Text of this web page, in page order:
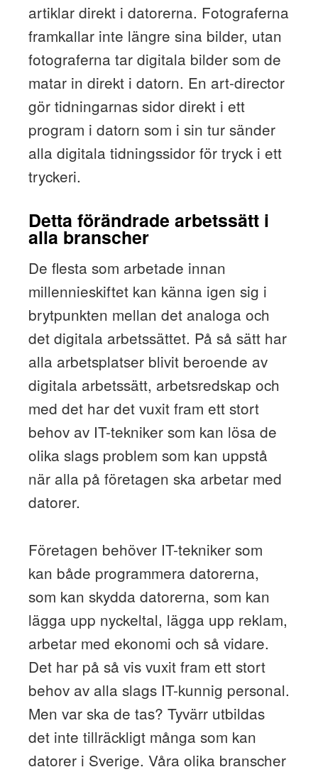
artiklar direkt i datorerna. Fotograferna
framkallar inte längre sina bilder, utan
fotograferna tar digitala bilder som de
matar in direkt i datorn. En art-director
gör tidningarnas sidor direkt i ett
program i datorn som i sin tur sänder
alla digitala tidningssidor för tryck i ett
tryckeri.
Detta förändrade arbetssätt i
alla branscher
De flesta som arbetade innan
millennieskiftet kan känna igen sig i
brytpunkten mellan det analoga och
det digitala arbetssättet. På så sätt har
alla arbetsplatser blivit beroende av
digitala arbetssätt, arbetsredskap och
med det har det vuxit fram ett stort
behov av IT-tekniker som kan lösa de
olika slags problem som kan uppstå
när alla på företagen ska arbetar med
datorer.
Företagen behöver IT-tekniker som
kan både programmera datorerna,
som kan skydda datorerna, som kan
lägga upp nyckeltal, lägga upp reklam,
arbetar med ekonomi och så vidare.
Det har på så vis vuxit fram ett stort
behov av alla slags IT-kunnig personal.
Men var ska de tas? Tyvärr utbildas
det inte tillräckligt många som kan
datorer i Sverige. Våra olika branscher